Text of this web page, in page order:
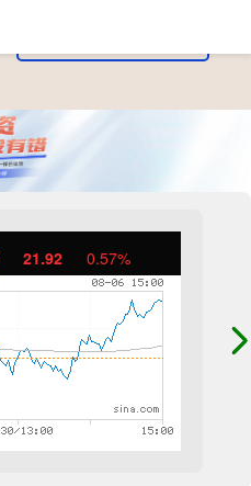
21.92 0.57%